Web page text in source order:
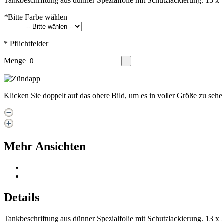
*Bitte Farbe wählen
* Pflichtfelder
Menge
Klicken Sie doppelt auf das obere Bild, um es in voller Größe zu
Mehr Ansichten
Details
Tankbeschriftung aus dünner Spezialfolie mit Schutzlackierung. 13 x